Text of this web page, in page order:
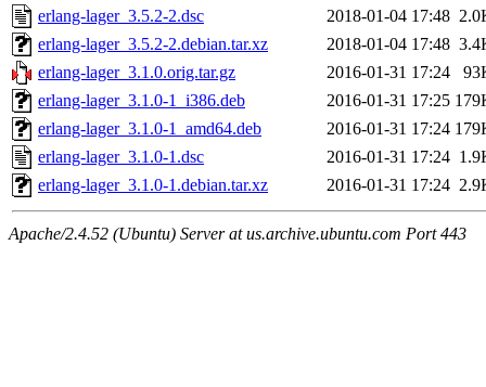
erlang-lager_3.5.2-2.dsc
2018-01-04 17:48
erlang-lager_3.5.2-2.debian.tar.xz
2018-01-04 17:48
erlang-lager_3.1.0.orig.tar.gz
2016-01-31 17:24
erlang-lager_3.1.0-1_i386.deb
2016-01-31 17:25
erlang-lager_3.1.0-1_amd64.deb
2016-01-31 17:24
erlang-lager_3.1.0-1.dsc
2016-01-31 17:24
erlang-lager_3.1.0-1.debian.tar.xz
2016-01-31 17:24
Apache/2.4.52 (Ubuntu) Server at us.archive.ubuntu.com Port 443